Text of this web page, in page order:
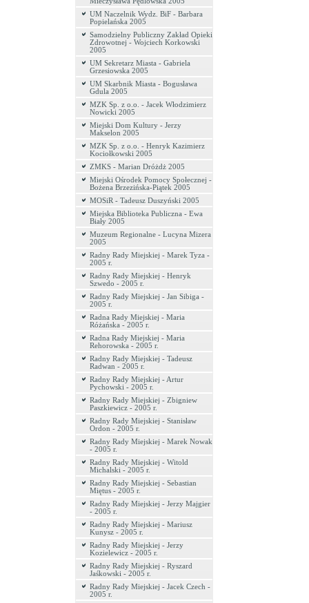
UM Naczelnik Wydz. BiF - Barbara
Popielańska 2005
Samodzielny Publiczny Zakład Opieki
Zdrowotnej - Wojciech Korkowski
2005
UM Sekretarz Miasta - Gabriela
Grzesiowska 2005
UM Skarbnik Miasta - Bogusława
Gdula 2005
MZK Sp. z o.o. - Jacek Włodzimierz
Nowicki 2005
Miejski Dom Kultury - Jerzy
Makselon 2005
MZK Sp. z o.o. - Henryk Kazimierz
Kociołkowski 2005
ZMKS - Marian Dróżdż 2005
Miejski Ośrodek Pomocy Społecznej -
Bożena Brzezińska-Piątek 2005
MOSiR - Tadeusz Duszyński 2005
Miejska Biblioteka Publiczna - Ewa
Biały 2005
Muzeum Regionalne - Lucyna Mizera
2005
Radny Rady Miejskiej - Marek Tyza -
2005 r.
Radny Rady Miejskiej - Henryk
Szwedo - 2005 r.
Radny Rady Miejskiej - Jan Sibiga -
2005 r.
Radna Rady Miejskiej - Maria
Różańska - 2005 r.
Radna Rady Miejskiej - Maria
Rehorowska - 2005 r.
Radny Rady Miejskiej - Tadeusz
Radwan - 2005 r.
Radny Rady Miejskiej - Artur
Pychowski - 2005 r.
Radny Rady Miejskiej - Zbigniew
Paszkiewicz - 2005 r.
Radny Rady Miejskiej - Stanisław
Ordon - 2005 r.
Radny Rady Miejskiej - Marek Nowak
- 2005 r.
Radny Rady Miejskiej - Witold
Michalski - 2005 r.
Radny Rady Miejskiej - Sebastian
Miętus - 2005 r.
Radny Rady Miejskiej - Jerzy Majgier
- 2005 r.
Radny Rady Miejskiej - Mariusz
Kunysz - 2005 r.
Radny Rady Miejskiej - Jerzy
Kozielewicz - 2005 r.
Radny Rady Miejskiej - Ryszard
Jaśkowski - 2005 r.
Radny Rady Miejskiej - Jacek Czech -
2005 r.